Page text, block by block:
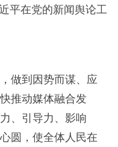
平在党的新闻舆论工
做到因势而谋、应
推动媒体融合发
、引导力、影响
圆，使全体人民在